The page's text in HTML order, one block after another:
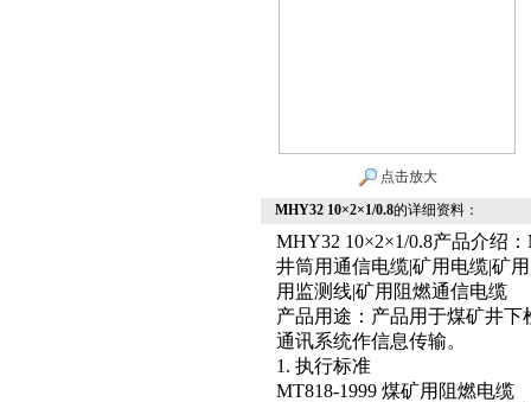
点击放大
MHY32 10×2×1/0.8的详细资料：
MHY32 10×2×1/0.8产品介绍
井筒用通信电缆|矿用电缆|矿
用监测线|矿用阻燃通信电缆
产品用途：产品用于煤矿井
通讯系统作信息传输。
1. 执行标准
MT818-1999 煤矿用阻燃电缆